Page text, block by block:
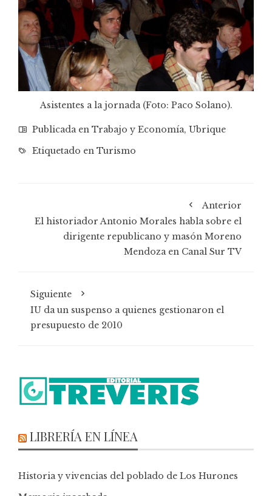
Asistentes a la jornada (Foto: Paco Solano).
Publicada en Trabajo y Economía, Ubrique
Etiquetado en Turismo
Anterior
El historiador Antonio Morales habla sobre el
dirigente republicano y masón Moreno
Mendoza en Canal Sur TV
Siguiente
IU da un suspenso a quienes gestionaron el
presupuesto de 2010
LIBRERÍA EN LÍNEA
Historia y vivencias del poblado de Los Hurones